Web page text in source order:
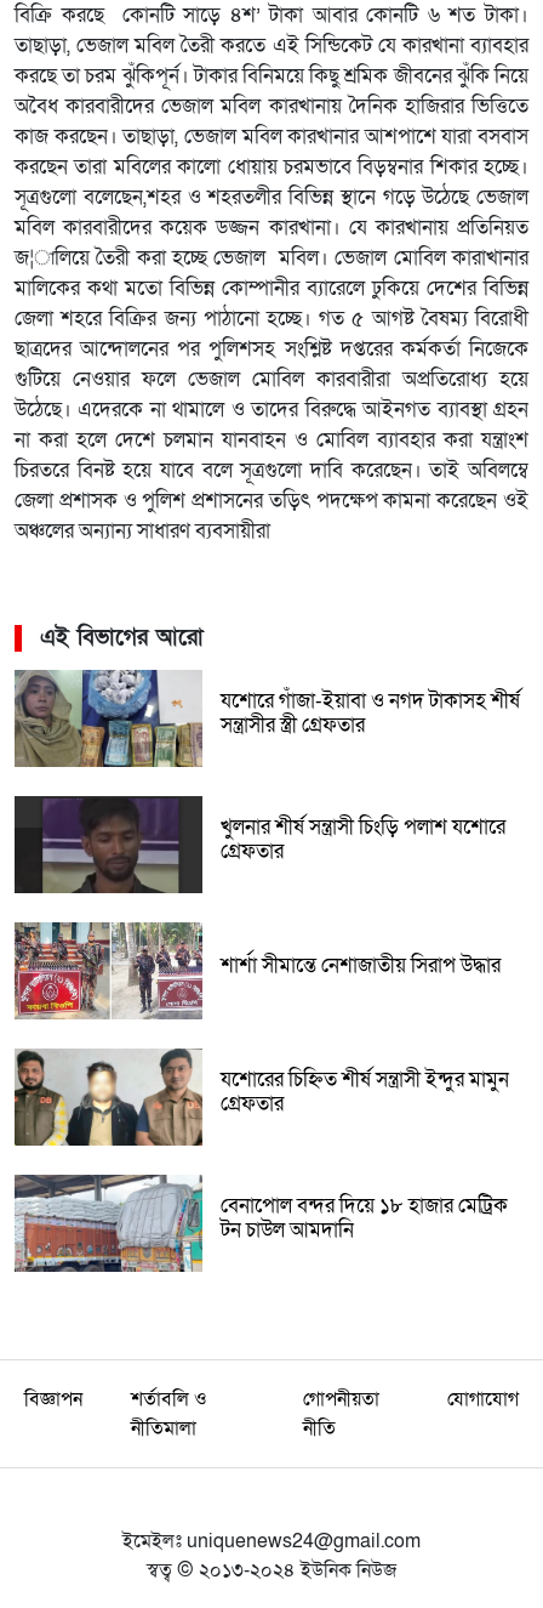
বিক্রি করছে কোনটি সাড়ে ৪শ’ টাকা আবার কোনটি ৬ শত টাকা।
তাছাড়া, ভেজাল মবিল তৈরী করতে এই সিন্ডিকেট যে কারখানা ব্যাবহার
করছে তা চরম ঝুঁকিপূর্ন। টাকার বিনিময়ে কিছু শ্রমিক জীবনের ঝুঁকি নিয়ে
অবৈধ কারবারীদের ভেজাল মবিল কারখানায় দৈনিক হাজিরার ভিত্তিতে
কাজ করছেন। তাছাড়া, ভেজাল মবিল কারখানার আশপাশে যারা বসবাস
করছেন তারা মবিলের কালো ধোয়ায় চরমভাবে বিড়ম্বনার শিকার হচ্ছে।
সূত্রগুলো বলেছেন,শহর ও শহরতলীর বিভিন্ন স্থানে গড়ে উঠেছে ভেজাল
মবিল কারবারীদের কয়েক ডজ্জন কারখানা। যে কারখানায় প্রতিনিয়ত
জ¦ালিয়ে তৈরী করা হচ্ছে ভেজাল মবিল। ভেজাল মোবিল কারাখানার
মালিকের কথা মতো বিভিন্ন কোম্পানীর ব্যারেলে ঢুকিয়ে দেশের বিভিন্ন
জেলা শহরে বিক্রির জন্য পাঠানো হচ্ছে। গত ৫ আগষ্ট বৈষম্য বিরোধী
ছাত্রদের আন্দোলনের পর পুলিশসহ সংশ্লিষ্ট দপ্তরের কর্মকর্তা নিজেকে
গুটিয়ে নেওয়ার ফলে ভেজাল মোবিল কারবারীরা অপ্রতিরোধ্য হয়ে
উঠেছে। এদেরকে না থামালে ও তাদের বিরুদ্ধে আইনগত ব্যাবস্থা গ্রহন
না করা হলে দেশে চলমান যানবাহন ও মোবিল ব্যাবহার করা যন্ত্রাংশ
চিরতরে বিনষ্ট হয়ে যাবে বলে সূত্রগুলো দাবি করেছেন। তাই অবিলম্বে
জেলা প্রশাসক ও পুলিশ প্রশাসনের তড়িৎ পদক্ষেপ কামনা করেছেন ওই
অঞ্চলের অন্যান্য সাধারণ ব্যবসায়ীরা
এই বিভাগের আরো
যশোরে গাঁজা-ইয়াবা ও নগদ টাকাসহ শীর্ষ
সন্ত্রাসীর স্ত্রী গ্রেফতার
খুলনার শীর্ষ সন্ত্রাসী চিংড়ি পলাশ যশোরে
গ্রেফতার
শার্শা সীমান্তে নেশাজাতীয় সিরাপ উদ্ধার
যশোরের চিহ্নিত শীর্ষ সন্ত্রাসী ইন্দুর মামুন
গ্রেফতার
বেনাপোল বন্দর দিয়ে ১৮ হাজার মেট্রিক
টন চাউল আমদানি
বিজ্ঞাপন
শর্তাবলি ও
নীতিমালা
গোপনীয়তা
নীতি
যোগাযোগ
ইমেইলঃ uniquenews24@gmail.com
স্বত্ব © ২০১৩-২০২৪ ইউনিক নিউজ